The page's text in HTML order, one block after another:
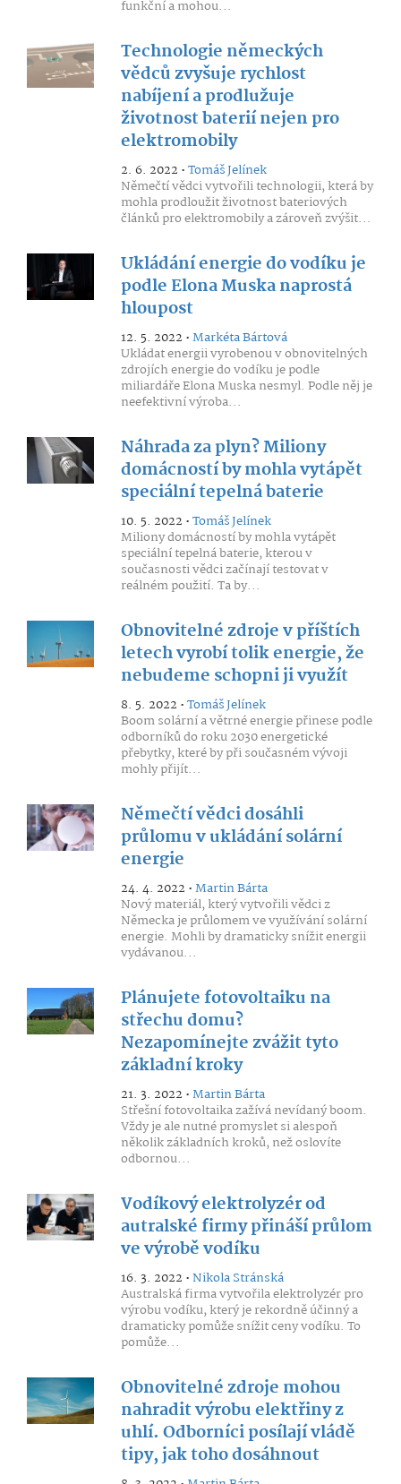
funkční a mohou...
Technologie německých
vědců zvyšuje rychlost
nabíjení a prodlužuje
životnost baterií nejen pro
elektromobily
2. 6. 2022 •Tomáš Jelínek
Němečtí vědci vytvořili technologii, která by
mohla prodloužit životnost bateriových
článků pro elektromobily a zároveň zvýšit...
Ukládání energie do vodíku je
podle Elona Muska naprostá
hloupost
12. 5. 2022 •Markéta Bártová
Ukládat energii vyrobenou v obnovitelných
zdrojích energie do vodíku je podle
miliardáře Elona Muska nesmyl. Podle něj je
neefektivní výroba...
Náhrada za plyn? Miliony
domácností by mohla vytápět
speciální tepelná baterie
10. 5. 2022 •Tomáš Jelínek
Miliony domácností by mohla vytápět
speciální tepelná baterie, kterou v
současnosti vědci začínají testovat v
reálném použití. Ta by...
Obnovitelné zdroje v příštích
letech vyrobí tolik energie, že
nebudeme schopni ji využít
8. 5. 2022 •Tomáš Jelínek
Boom solární a větrné energie přinese podle
odborníků do roku 2030 energetické
přebytky, které by při současném vývoji
mohly přijít...
Němečtí vědci dosáhli
průlomu v ukládání solární
energie
24. 4. 2022 •Martin Bárta
Nový materiál, který vytvořili vědci z
Německa je průlomem ve využívání solární
energie. Mohli by dramaticky snížit energii
vydávanou...
Plánujete fotovoltaiku na
střechu domu?
Nezapomínejte zvážit tyto
základní kroky
21. 3. 2022 •Martin Bárta
Střešní fotovoltaika zažívá nevídaný boom.
Vždy je ale nutné promyslet si alespoň
několik základních kroků, než oslovíte
odbornou...
Vodíkový elektrolyzér od
autralské firmy přináší průlom
ve výrobě vodíku
16. 3. 2022 •Nikola Stránská
Australská firma vytvořila elektrolyzér pro
výrobu vodíku, který je rekordně účinný a
dramaticky pomůže snížit ceny vodíku. To
pomůže...
Obnovitelné zdroje mohou
nahradit výrobu elektřiny z
uhlí. Odborníci posílají vládě
tipy, jak toho dosáhnout